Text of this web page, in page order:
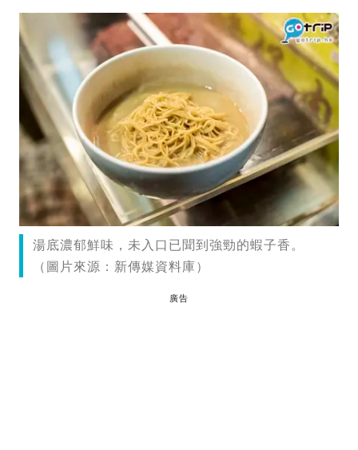
湯底濃郁鮮味，未入口已聞到強勁的蝦子香。
（圖片來源：新傳媒資料庫）
廣告